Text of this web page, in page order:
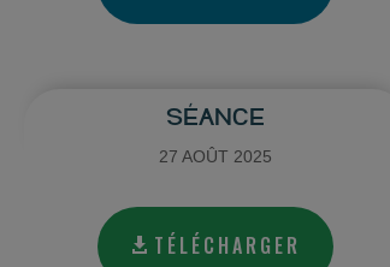
SÉANCE
27 AOÛT 2025
TÉLÉCHARGER